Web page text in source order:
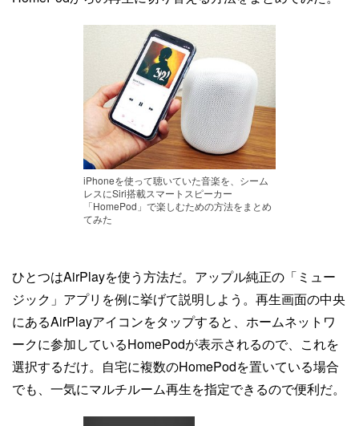
iPhoneを使って聴いていた音楽を、シーム
レスにSiri搭載スマートスピーカー
「HomePod」で楽しむための方法をまとめ
てみた
ひとつはAirPlayを使う方法だ。アップル純正の「ミュー
ジック」アプリを例に挙げて説明しよう。再生画面の中央
にあるAirPlayアイコンをタップすると、ホームネットワ
ークに参加しているHomePodが表示されるので、これを
選択するだけ。自宅に複数のHomePodを置いている場合
でも、一気にマルチルーム再生を指定できるので便利だ。